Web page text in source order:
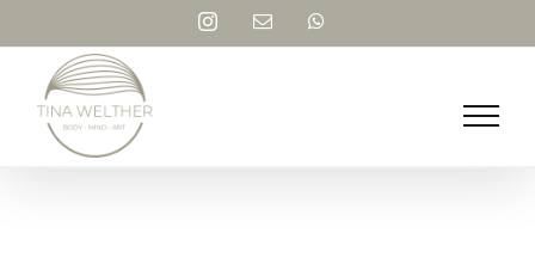
content
InstagramEmail